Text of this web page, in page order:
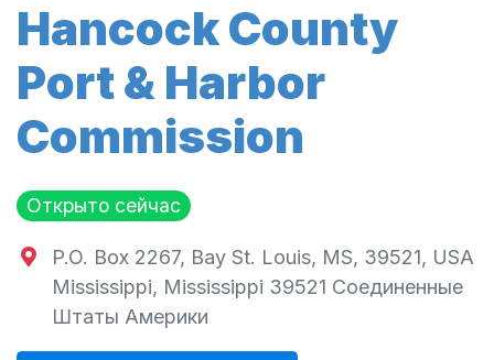
Hancock County
Port & Harbor
Commission
Открыто сейчас
P.O. Box 2267, Bay St. Louis, MS, 39521, USA
Mississippi, Mississippi 39521 Соединенные
Штаты Америки